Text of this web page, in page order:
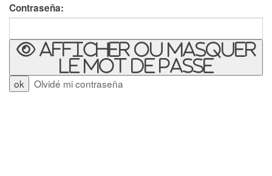
Contraseña:
Afficher ou masquer
le mot de passe
Olvidé mi contraseña